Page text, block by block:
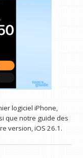
logiciel iPhone,
que notre guide des
version, iOS 26.1.